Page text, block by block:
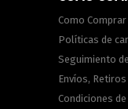
Como Comprar
Políticas de
Seguimiento
Envíos,
Condiciones